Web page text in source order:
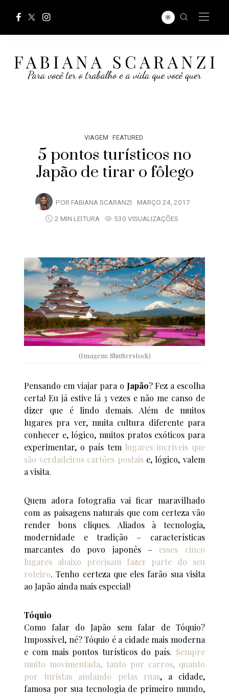
VIAGEM FEATURED
5 pontos turísticos no
Japão de tirar o fôlego
POR FABIANA SCARANZI MARÇO 24, 2017
2 MIN LEITURA
530 VISUALIZAÇÕES
(Imagem: Shutterstock)
Pensando em viajar para o Japão? Fez a escolha
certa! Eu já estive lá 3 vezes e não me canso de
dizer que é lindo demais. Além de muitos
lugares pra ver, muita cultura diferente para
conhecer e, lógico, muitos pratos exóticos para
experimentar, o país tem lugares incríveis que
são verdadeiros cartões postaise, lógico, valem
a visita.
Quem adora fotografia vai ficar maravilhado
com as paisagens naturais que com certeza vão
render bons cliques. Aliados à tecnologia,
modernidade e tradição – características
marcantes do povo japonês – esses cinco
lugares abaixo precisam fazer parte do seu
roteiro. Tenho certeza que eles farão sua visita
ao Japão ainda mais especial!
Tóquio
Como falar do Japão sem falar de Tóquio?
Impossível, né? Tóquio é a cidade mais moderna
e com mais pontos turísticos do país. Sempre
muito movimentada, tanto por carros, quanto
por turistas andando pelas ruas, a cidade,
famosa por sua tecnologia de primeiro mundo,